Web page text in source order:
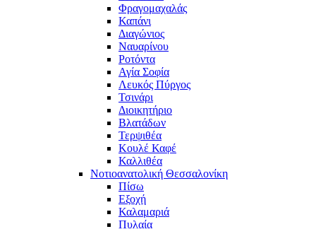
Φραγομαχαλάς
Καπάνι
Διαγώνιος
Ναυαρίνου
Ροτόντα
Αγία Σοφία
Λευκός Πύργος
Τσινάρι
Διοικητήριο
Βλατάδων
Τερψιθέα
Κουλέ Καφέ
Καλλιθέα
Νοτιοανατολική Θεσσαλονίκη
Πίσω
Εξοχή
Καλαμαριά
Πυλαία